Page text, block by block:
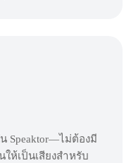
Speaktor—ไม่ต้องมี
ห้เป็นเสียงสำหรับ